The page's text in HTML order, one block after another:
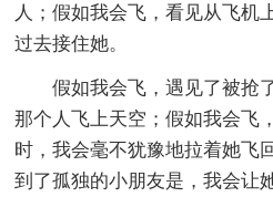
人；假如我会飞，看见从飞机
过去接住她。
假如我会飞，遇见了被抢
那个人飞上天空；假如我会飞
时，我会毫不犹豫地拉着她飞
到了孤独的小朋友是，我会让